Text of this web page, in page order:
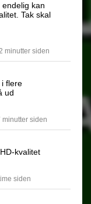
kan
Tak skal
minutter siden
i flere
ud
minutter siden
kvalitet
siden